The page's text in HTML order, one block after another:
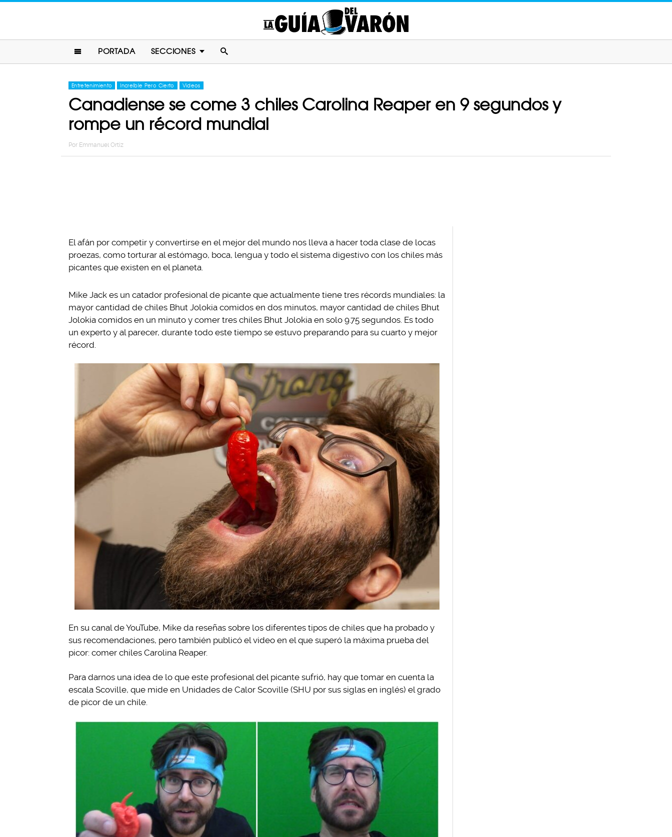
PORTADA SECCIONES
Entretenimiento Increíble Pero Cierto Videos
Canadiense se come 3 chiles Carolina Reaper en 9 segundos y
rompe un récord mundial
Por Emmanuel Ortiz
El afán por competir y convertirse en el mejor del mundo nos lleva a hacer toda clase de locas
proezas, como torturar al estómago, boca, lengua y todo el sistema digestivo con los chiles más
picantes que existen en el planeta.
Mike Jack es un catador profesional de picante que actualmente tiene tres récords mundiales: la
mayor cantidad de chiles Bhut Jolokia comidos en dos minutos, mayor cantidad de chiles Bhut
Jolokia comidos en un minuto y comer tres chiles Bhut Jolokia en solo 9.75 segundos. Es todo
un experto y al parecer, durante todo este tiempo se estuvo preparando para su cuarto y mejor
récord.
En su canal de YouTube, Mike da reseñas sobre los diferentes tipos de chiles que ha probado y
sus recomendaciones, pero también publicó el video en el que superó la máxima prueba del
picor: comer chiles Carolina Reaper.
Para darnos una idea de lo que este profesional del picante sufrió, hay que tomar en cuenta la
escala Scoville, que mide en Unidades de Calor Scoville (SHU por sus siglas en inglés) el grado
de picor de un chile.